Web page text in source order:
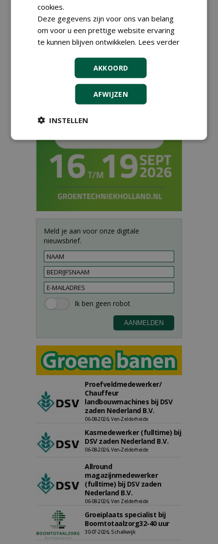
13-03-2024 163 sec
3 4
Meld je aan voor onze digitale
nieuwsbrief.
Proefveldmedewerker/
Chauffeur
landbouwmachines bij DSV
zaden Nederland B.V.
06-08-2026, Ven-Zelderheide
Kasmedewerker (fulltime) bij
DSV zaden Nederland B.V.
06-08-2026, Ven-Zelderheide
Allround
magazijnmedewerker
(fulltime) bij DSV zaden
Nederland B.V.
06-08-2026, Ven Zelderheide
Groeiplaats specialist bij
Boomtotaalzorg32-40 uur
30-07-2026, Schalkwijk
cookies.
Deze gegevens zijn voor ons van belang
om voor u een prettige website ervaring
te kunnen blijven ontwikkelen. Lees verder
AKKOORD
AFWIJZEN
INSTELLEN